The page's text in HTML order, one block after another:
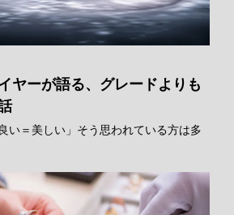
ヤーが語る、グレードよりも
い＝美しい」そう思われている方は多